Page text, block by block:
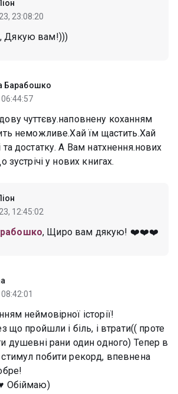
23:08:20
, Дякую вам!)))
Барабошко
чуттєву.наповнену коханням
неможливе.Хай їм щастить.Хай
достатку. А Вам натхнення.нових
зустрічі у нових книгах.
12:45:02
, Щиро вам дякую! ❤️❤️❤️
неймовірної історії!
що пройшли і біль, і втрати(( проте
душевні рани один одного) Тепер в
побити рекорд, впевнена
Обіймаю)